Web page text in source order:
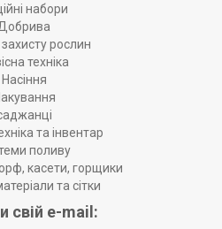
набори
рослин
техніка
Насіння
та інвентар
поливу
касети, горщики
та сітки
свій e-mail: